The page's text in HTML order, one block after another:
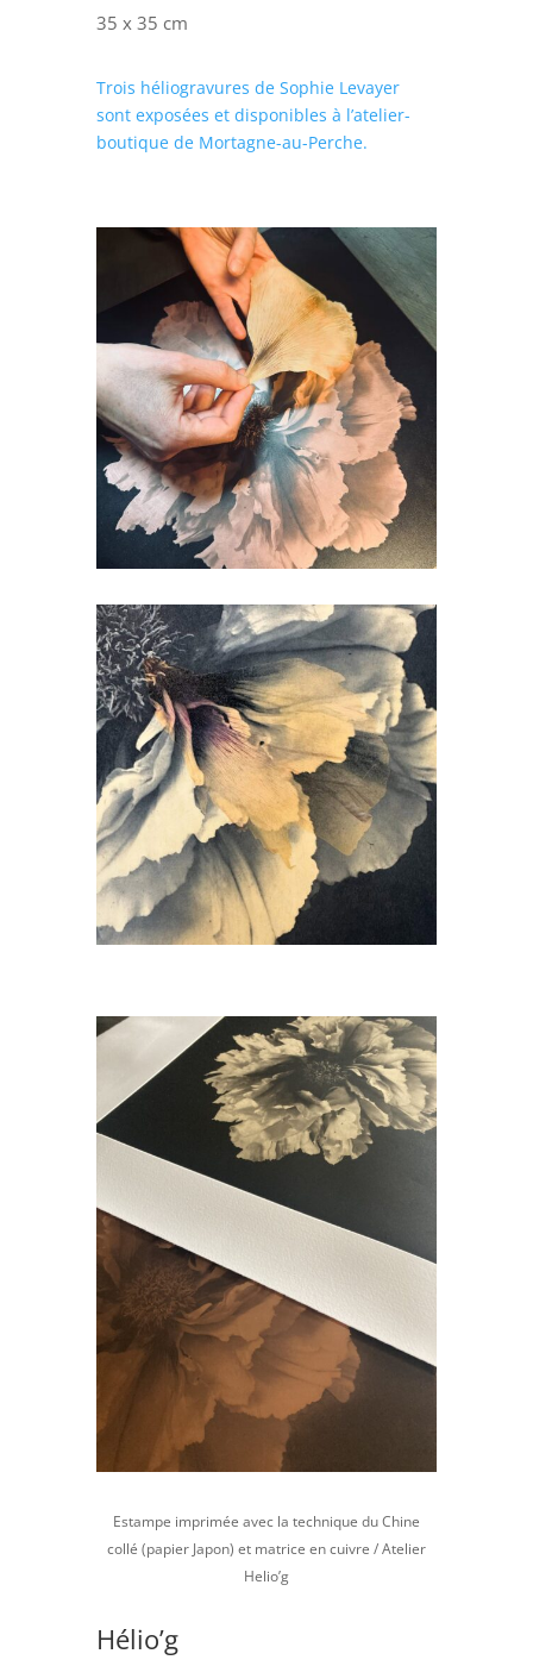
35 x 35 cm
Trois héliogravures de Sophie Levayer
sont exposées et disponibles à l’atelier-
boutique de Mortagne-au-Perche.
Estampe imprimée avec la technique du Chine
collé (papier Japon) et matrice en cuivre / Atelier
Helio’g
Hélio’g